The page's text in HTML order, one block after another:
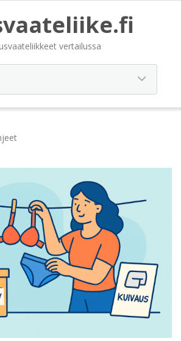
vertailussa